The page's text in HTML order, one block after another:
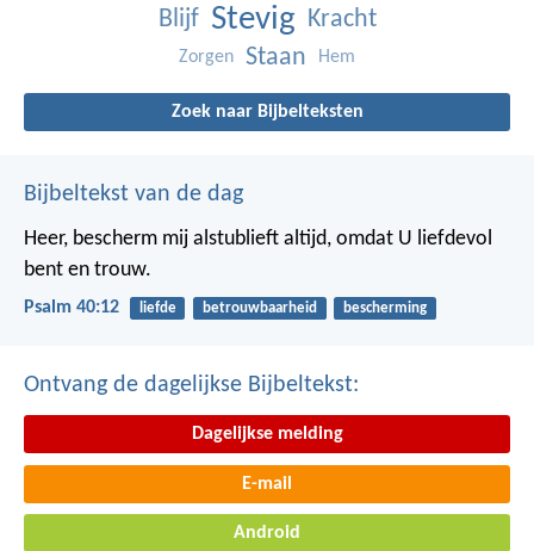
Blijf Stevig Kracht
Zorgen Staan Hem
Zoek naar Bijbelteksten
Bijbeltekst van de dag
Heer, bescherm mij alstublieft altijd, omdat U liefdevol
bent en trouw.
Psalm 40:12 liefde betrouwbaarheid bescherming
Ontvang de dagelijkse Bijbeltekst:
Dagelijkse melding
E-mail
Android